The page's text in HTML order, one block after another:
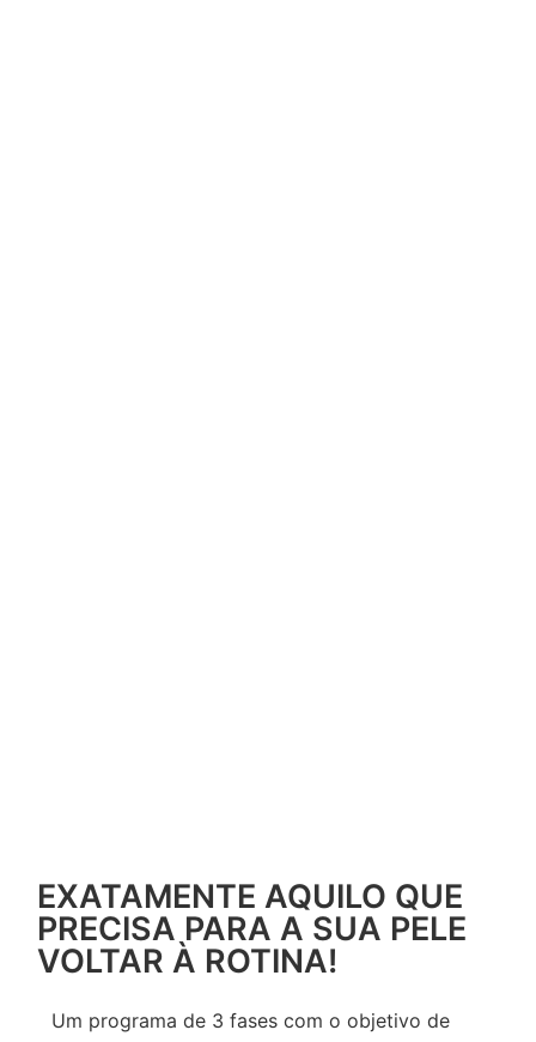
EXATAMENTE AQUILO QUE
PRECISA PARA A SUA PELE
VOLTAR À ROTINA!
Um programa de 3 fases com o objetivo de